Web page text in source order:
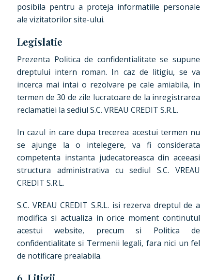
posibila pentru a proteja informatiile personale
ale vizitatorilor site-ului.
Legislatie
Prezenta Politica de confidentialitate se supune
dreptului intern roman. In caz de litigiu, se va
incerca mai intai o rezolvare pe cale amiabila, in
termen de 30 de zile lucratoare de la inregistrarea
reclamatiei la sediul S.C. VREAU CREDIT S.R.L.
In cazul in care dupa trecerea acestui termen nu
se ajunge la o intelegere, va fi considerata
competenta instanta judecatoreasca din aceeasi
structura administrativa cu sediul S.C. VREAU
CREDIT S.R.L.
S.C. VREAU CREDIT S.R.L. isi rezerva dreptul de a
modifica si actualiza in orice moment continutul
acestui website, precum si Politica de
confidentialitate si Termenii legali, fara nici un fel
de notificare prealabila.